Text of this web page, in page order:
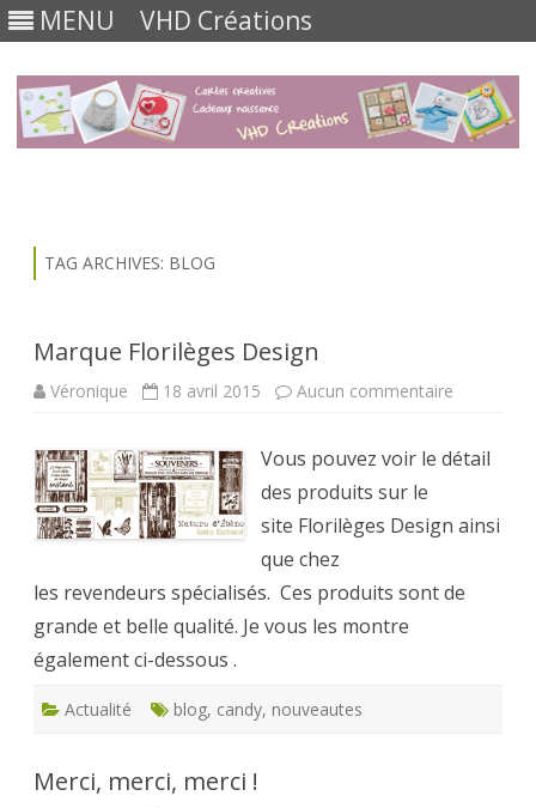
MENU VHD Créations
TAG ARCHIVES: BLOG
Marque Florilèges Design
Véronique 18 avril 2015 Aucun commentaire
Vous pouvez voir le détail
des produits sur le
site Florilèges Design ainsi
que chez
les revendeurs spécialisés. Ces produits sont de
grande et belle qualité. Je vous les montre
également ci-dessous .
Actualité blog, candy, nouveautes
Merci, merci, merci !